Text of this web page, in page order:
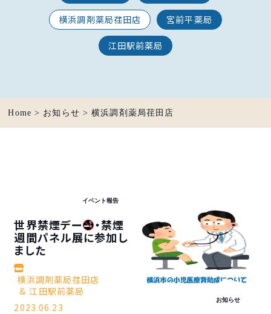
横浜調剤薬局荏田店 宮前平薬局
江田駅前薬局
Home > お知らせ >横浜調剤薬局荏田店
イベント報告
世界禁煙デー
・禁煙
週間パネル展に参加し
ました
横浜調剤薬局荏田店
江田駅前薬局
2023.06.23
お知らせ